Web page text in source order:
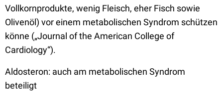
Vollkornprodukte, wenig Fleisch, eher Fisch sowie
Olivenöl) vor einem metabolischen Syndrom schützen
könne („Journal of the American College of
Cardiology“).
Aldosteron: auch am metabolischen Syndrom
beteiligt